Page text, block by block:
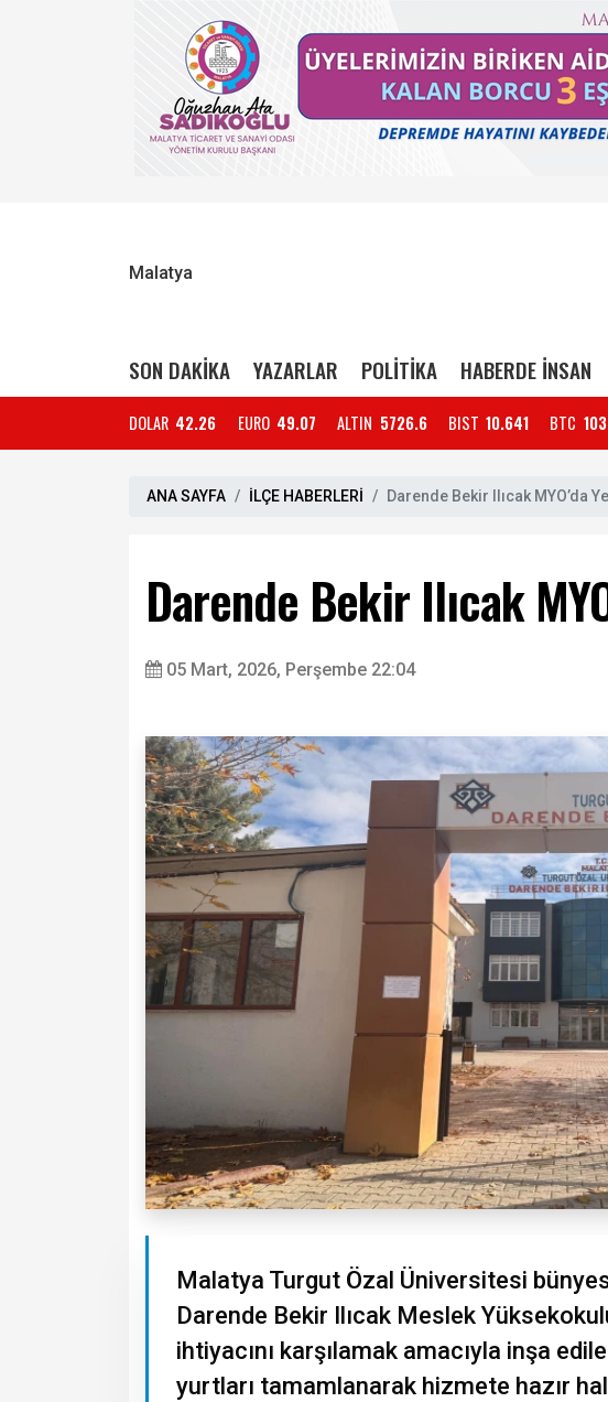
Malatya
SON DAKİKA YAZARLAR POLİTİKA HABERDE İNSAN
DOLAR 42.26 EURO 49.07 ALTIN 5726.6 BIST 10.641 BTC
ANA SAYFA İLÇE HABERLERİ Darende Bekir Ilıcak MYO’da
Darende Bekir Ilıcak
05 Mart, 2026, Perşembe 22:04
Malatya Turgut Özal Üniversitesi
Darende Bekir Ilıcak Meslek
ihtiyacını karşılamak amacıyla inşa
yurtları tamamlanarak hizmete hazır